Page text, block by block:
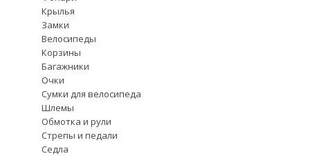
Крылья
Замки
Велосипеды
Корзины
Багажники
Очки
Сумки для велосипеда
Шлемы
Обмотка и рули
Стрепы и педали
Седла